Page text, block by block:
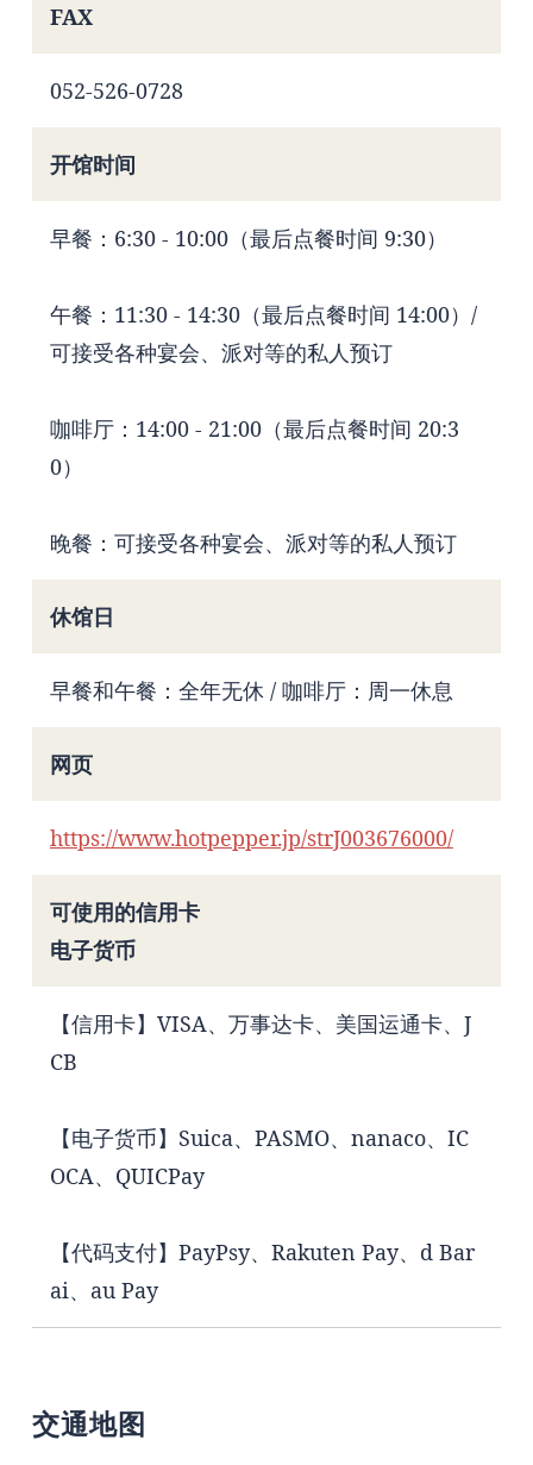
FAX
052-526-0728
开馆时间
早餐：6:30 - 10:00（最后点餐时间 9:30）
午餐：11:30 - 14:30（最后点餐时间 14:00）/
可接受各种宴会、派对等的私人预订
咖啡厅：14:00 - 21:00（最后点餐时间 20:3
0）
晚餐：可接受各种宴会、派对等的私人预订
休馆日
早餐和午餐：全年无休 / 咖啡厅：周一休息
网页
https://www.hotpepper.jp/strJ003676000/
可使用的信用卡
电子货币
【信用卡】VISA、万事达卡、美国运通卡、J
CB
【电子货币】Suica、PASMO、nanaco、IC
OCA、QUICPay
【代码支付】PayPsy、Rakuten Pay、d Bar
ai、au Pay
交通地图